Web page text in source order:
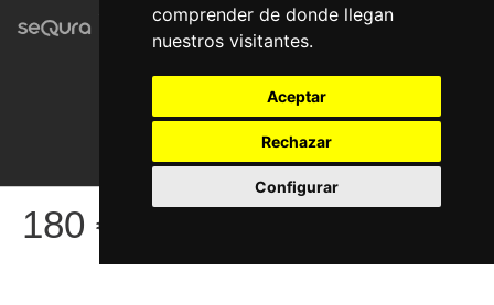
comprender de donde llegan
nuestros visitantes.
Aceptar
Rechazar
Configurar
180 €© Pronorte Sonido SL. Todos los derechos reservados.